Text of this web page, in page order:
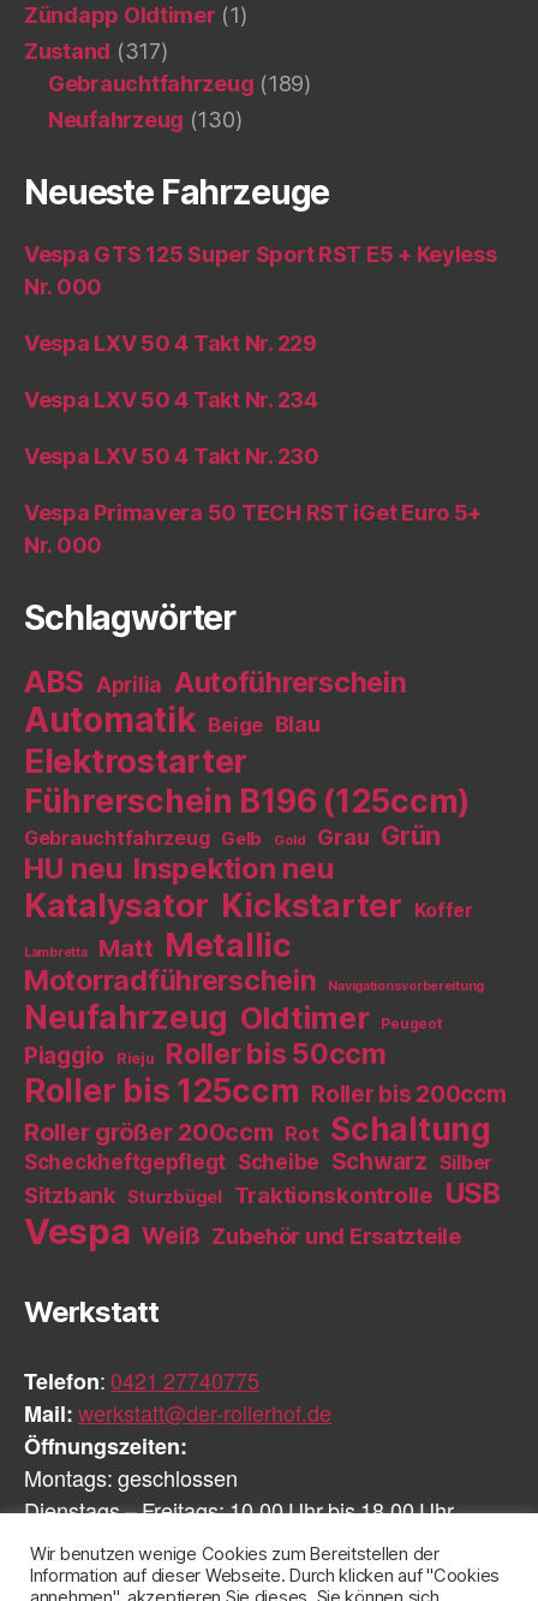
Zündapp Oldtimer (1)
Zustand (317)
Gebrauchtfahrzeug (189)
Neufahrzeug (130)
Neueste Fahrzeuge
Vespa GTS 125 Super Sport RST E5 + Keyless
Nr. 000
Vespa LXV 50 4 Takt Nr. 229
Vespa LXV 50 4 Takt Nr. 234
Vespa LXV 50 4 Takt Nr. 230
Vespa Primavera 50 TECH RST iGet Euro 5+
Nr. 000
Schlagwörter
ABS Aprilia Autoführerschein
Automatik Beige Blau
Elektrostarter
Führerschein B196 (125ccm)
Gebrauchtfahrzeug Gelb Gold Grau Grün
HU neu Inspektion neu
Katalysator Kickstarter Koffer
Lambretta Matt Metallic
Motorradführerschein Navigationsvorbereitung
Neufahrzeug Oldtimer Peugeot
Piaggio Rieju Roller bis 50ccm
Roller bis 125ccm Roller bis 200ccm
Roller größer 200ccm Rot Schaltung
Scheckheftgepflegt Scheibe Schwarz Silber
Sitzbank Sturzbügel Traktionskontrolle USB
Vespa Weiß Zubehör und Ersatzteile
Werkstatt
Telefon: 0421 27740775
Mail: werkstatt@der-rollerhof.de
Öffnungszeiten:
Montags: geschlossen
Dienstags – Freitags: 10.00 Uhr bis 18.00 Uhr
Samstags: geschlossen
Wir benutzen wenige Cookies zum Bereitstellen der
Information auf dieser Webseite. Durch klicken auf "Cookies